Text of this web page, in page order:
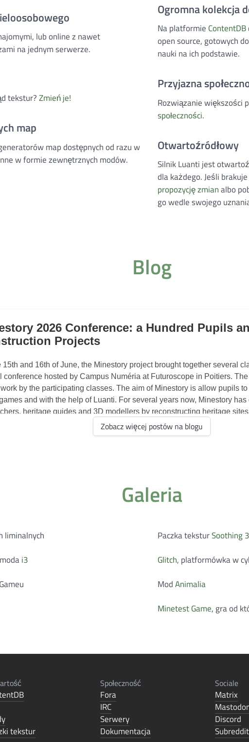
lub online z nawet
na jednym serwerze.
tekstur?Zmień je!
map
map dostępnych od razu w
w formie zewnętrznych modów.
Ogromna kolekcja
Na platformie ContentDB
open source, gotowych
nauki na ich podstawie.
Przyjazna
Rozwiązanie większości
społeczności.
Otwartoźródłowy
Silnik Luanti jest
dla każdego. Jeśli
propozycję zmianalbo
go wedle swojego
Blog
Zobacz więcej postów na blogu
Galeria
liminalnych Paczka teksturSoothing
i3 Glitch, platformówka w
ModAnimalia
Minetest Game, gra od
tekstur
Społeczność
Fora
IRC
Serwery
Dokumentacja
Sociale
Matrix
Discord
Subreddit